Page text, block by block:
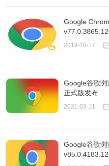
Google Chrome 官方带
https://www.lanzous.com/
Google
2019-10-17
Google谷歌
正式版发布
2021-03-11
Google谷歌